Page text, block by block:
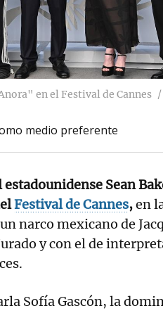
en el Festival de Cannes
medio preferente
Sean
Festival de Cannes,en
narco mexicano de
y con el de
Sofía Gascón, la